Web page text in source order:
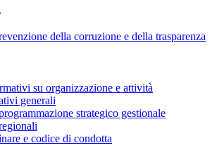
della corruzione e della trasparenza
su organizzazione e attività
generali
strategico gestionale
e codice di condotta